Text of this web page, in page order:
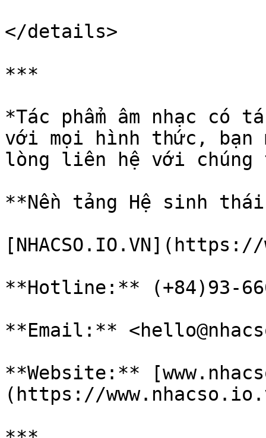
</details>
***
*Tác phẩm âm nhạc có
với mọi hình thức, bạn
lòng liên hệ với
**Nền tảng Hệ sinh
**Hotline:** (+84)93-
**Email:**
**Website:**
(https://